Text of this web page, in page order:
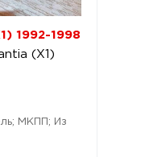
1992-1998
(X1)
МКПП; Из